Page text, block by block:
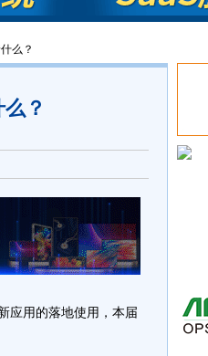
么？
？
应用的落地使用，本届